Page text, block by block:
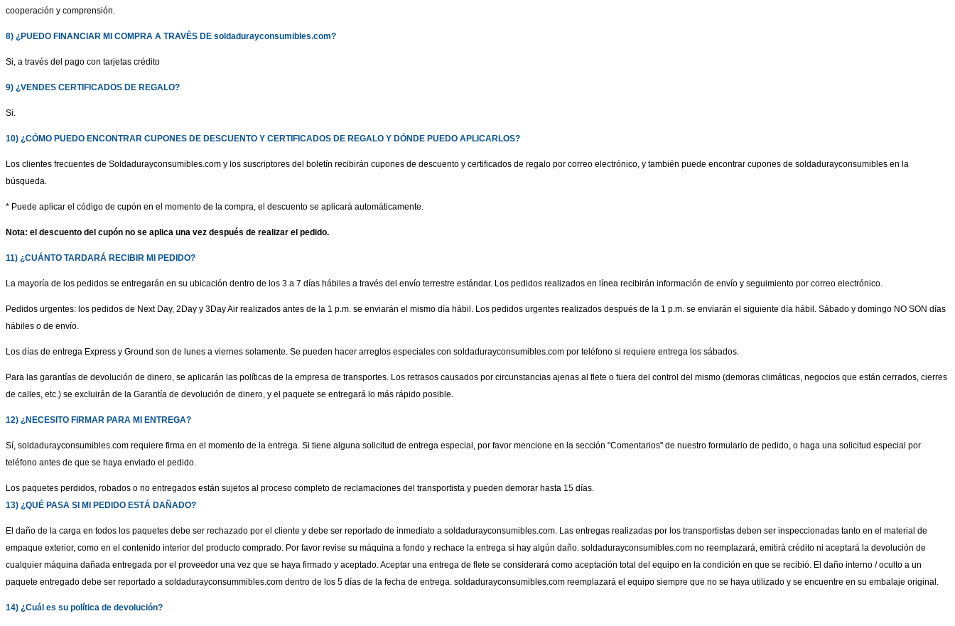
cooperación y comprensión.
8) ¿PUEDO FINANCIAR MI COMPRA A TRAVÉS DE soldadurayconsumibles.com?
Si, a través del pago con tarjetas crédito
9) ¿VENDES CERTIFICADOS DE REGALO?
Si.
10) ¿CÓMO PUEDO ENCONTRAR CUPONES DE DESCUENTO Y CERTIFICADOS DE REGALO Y DÓNDE PUEDO APLICARLOS?
Los clientes frecuentes de Soldadurayconsumibles.com y los suscriptores del boletín recibirán cupones de descuento y certificados de regalo por correo electrónico, y también puede encontrar cupones de soldadurayconsumibles en la
búsqueda.
* Puede aplicar el código de cupón en el momento de la compra, el descuento se aplicará automáticamente.
Nota: el descuento del cupón no se aplica una vez después de realizar el pedido.
11) ¿CUÁNTO TARDARÁ RECIBIR MI PEDIDO?
La mayoría de los pedidos se entregarán en su ubicación dentro de los 3 a 7 días hábiles a través del envío terrestre estándar. Los pedidos realizados en línea recibirán información de envío y seguimiento por correo electrónico.
Pedidos urgentes: los pedidos de Next Day, 2Day y 3Day Air realizados antes de la 1 p.m. se enviarán el mismo día hábil. Los pedidos urgentes realizados después de la 1 p.m. se enviarán el siguiente día hábil. Sábado y domingo NO SON días
hábiles o de envío.
Los días de entrega Express y Ground son de lunes a viernes solamente. Se pueden hacer arreglos especiales con soldadurayconsumibles.com por teléfono si requiere entrega los sábados.
Para las garantías de devolución de dinero, se aplicarán las políticas de la empresa de transportes. Los retrasos causados ​​por circunstancias ajenas al flete o fuera del control del mismo (demoras climáticas, negocios que están cerrados, cierres
de calles, etc.) se excluirán de la Garantía de devolución de dinero, y el paquete se entregará lo más rápido posible.
12) ¿NECESITO FIRMAR PARA MI ENTREGA?
Sí, soldadurayconsumibles.com requiere firma en el momento de la entrega. Si tiene alguna solicitud de entrega especial, por favor mencione en la sección "Comentarios" de nuestro formulario de pedido, o haga una solicitud especial por
teléfono antes de que se haya enviado el pedido.
Los paquetes perdidos, robados o no entregados están sujetos al proceso completo de reclamaciones del transportista y pueden demorar hasta 15 días.
13) ¿QUÉ PASA SI MI PEDIDO ESTÁ DAÑADO?
El daño de la carga en todos los paquetes debe ser rechazado por el cliente y debe ser reportado de inmediato a soldadurayconsumibles.com. Las entregas realizadas por los transportistas deben ser inspeccionadas tanto en el material de
empaque exterior, como en el contenido interior del producto comprado. Por favor revise su máquina a fondo y rechace la entrega si hay algún daño. soldadurayconsumibles.com no reemplazará, emitirá crédito ni aceptará la devolución de
cualquier máquina dañada entregada por el proveedor una vez que se haya firmado y aceptado. Aceptar una entrega de flete se considerará como aceptación total del equipo en la condición en que se recibió. El daño interno / oculto a un
paquete entregado debe ser reportado a soldadurayconsummibles.com dentro de los 5 días de la fecha de entrega. soldadurayconsumibles.com reemplazará el equipo siempre que no se haya utilizado y se encuentre en su embalaje original.
14) ¿Cuál es su política de devolución?